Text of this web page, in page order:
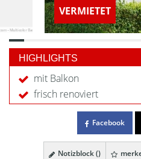
VERMIETET
HIGHLIGHTS
mit Balkon
frisch renoviert
Facebook
Notizblock ()